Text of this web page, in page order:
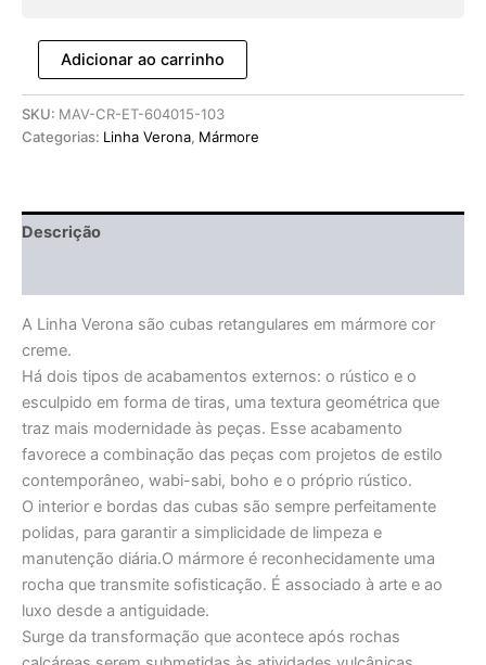
Adicionar ao carrinho
SKU: MAV-CR-ET-604015-103
Categorias: Linha Verona, Mármore
Descrição
A Linha Verona são cubas retangulares em mármore cor
creme.
Há dois tipos de acabamentos externos: o rústico e o
esculpido em forma de tiras, uma textura geométrica que
traz mais modernidade às peças. Esse acabamento
favorece a combinação das peças com projetos de estilo
contemporâneo, wabi-sabi, boho e o próprio rústico.
O interior e bordas das cubas são sempre perfeitamente
polidas, para garantir a simplicidade de limpeza e
manutenção diária.O mármore é reconhecidamente uma
rocha que transmite sofisticação. É associado à arte e ao
luxo desde a antiguidade.
Surge da transformação que acontece após rochas